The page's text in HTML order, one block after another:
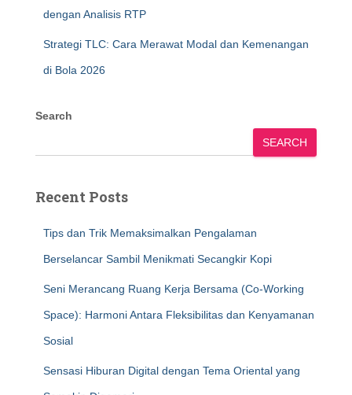
dengan Analisis RTP
Strategi TLC: Cara Merawat Modal dan Kemenangan
di Bola 2026
Search
SEARCH
Recent Posts
Tips dan Trik Memaksimalkan Pengalaman
Berselancar Sambil Menikmati Secangkir Kopi
Seni Merancang Ruang Kerja Bersama (Co-Working
Space): Harmoni Antara Fleksibilitas dan Kenyamanan
Sosial
Sensasi Hiburan Digital dengan Tema Oriental yang